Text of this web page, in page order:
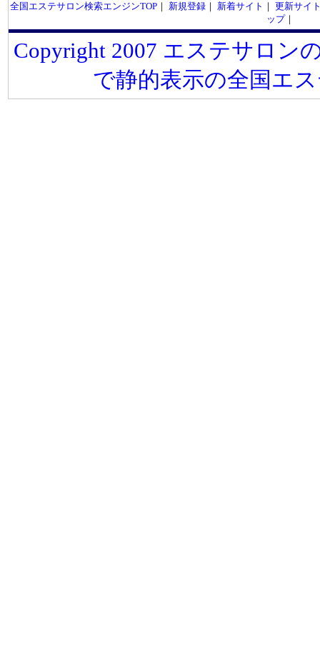
全国エステサロン検索エンジンTOP｜ 新規登録｜ 新着サイト ｜ 更新サイ
ップ｜
Copyright 2007 エステサロン
で静的表示の全国エ